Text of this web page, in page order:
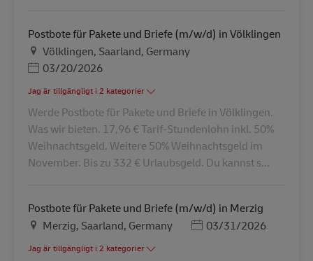
Postbote für Pakete und Briefe (m/w/d) in Völklingen
PlatsVölklingen, Saarland, Germany
Posted Date
03/20/2026
Jag är tillgängligt i 2 kategorier
Werde Postbote für Pakete und Briefe in Völklingen.
Was wir bieten. 17,96 € Tarif-Stundenlohn inkl. 50%
Weihnachtsgeld. Weitere 50% Weihnachtsgeld im
November. Bis zu 332 € Urlaubsgeld. Du kannst s...
Postbote für Pakete und Briefe (m/w/d) in Merzig
PlatsMerzig, Saarland, Germany Posted Date
03/31/2026
Jag är tillgängligt i 2 kategorier